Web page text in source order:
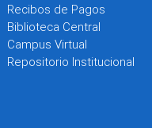
Recibos de Pagos
Biblioteca Central
Campus Virtual
Repositorio Institucional